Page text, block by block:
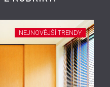
NEJNOVĚJŠÍ TRENDY